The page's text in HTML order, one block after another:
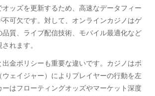
オッズを更新するため、高速なデータフィー
不可欠です。対して、オンラインカジノはゲ
品質、ライブ配信技術、モバイル最適化など
れます。
出金ポリシーも重要な違いです。カジノはボ
ウェイジャー）によりプレイヤーの行動を左
はフローティングオッズやマーケット深度